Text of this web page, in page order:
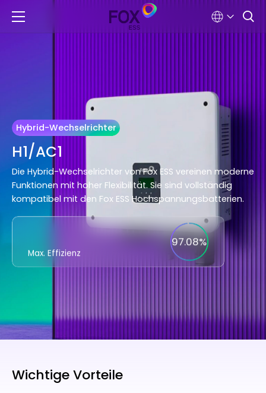
Hybrid-Wechselrichter
H1/AC1
Die Hybrid-Wechselrichter von Fox ESS vereinen moderne
Funktionen mit hoher Flexibilität. Sie sind vollständig
kompatibel mit den Fox ESS Hochspannungsbatterien.
Max. Effizienz
97.08%
Wichtige Vorteile